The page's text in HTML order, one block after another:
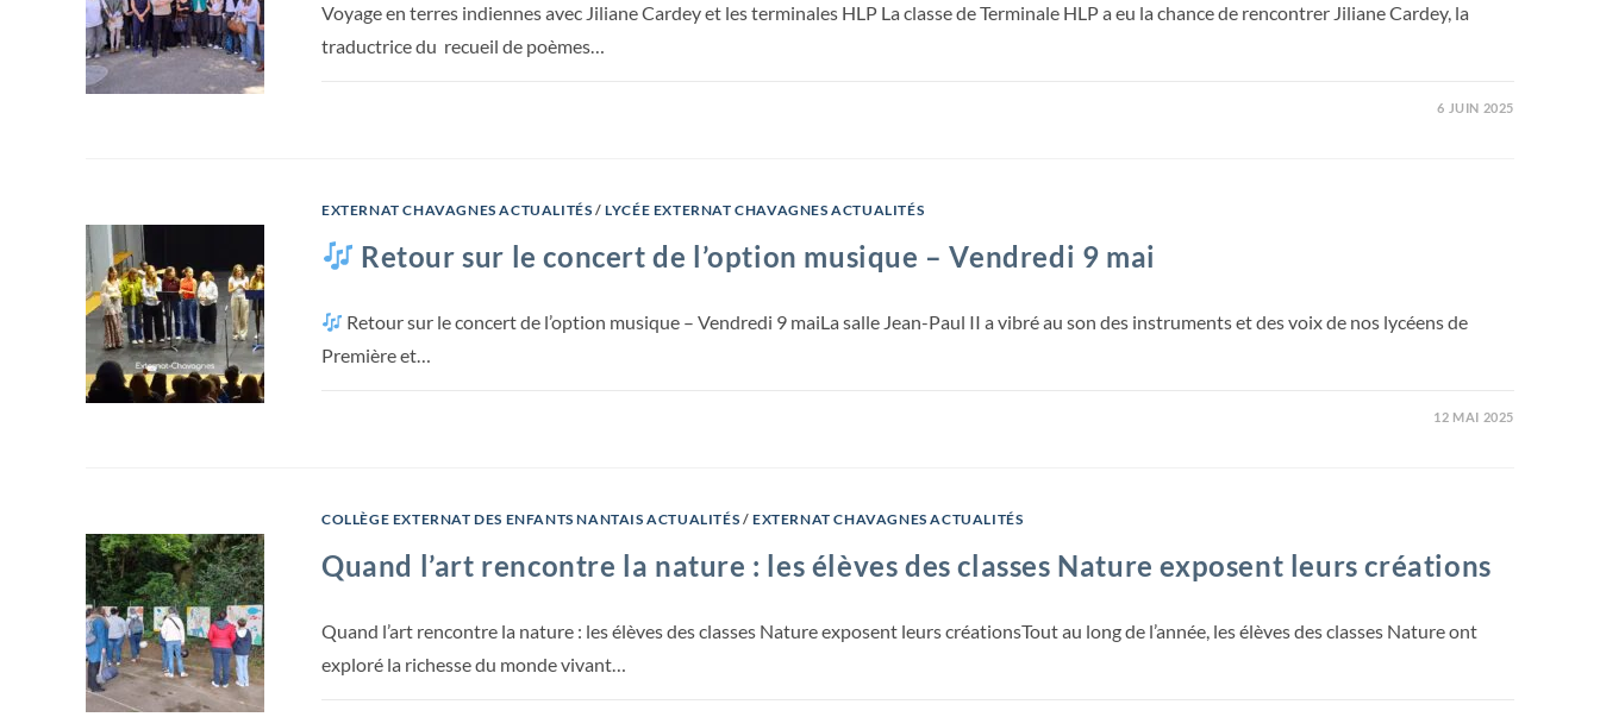
Voyage en terres indiennes avec Jiliane Cardey et les terminales HLP La classe de Terminale HLP a eu la chance de rencontrer Jiliane Cardey, la
traductrice du recueil de poèmes…
6 JUIN 2025
EXTERNAT CHAVAGNES ACTUALITÉS /LYCÉE EXTERNAT CHAVAGNES ACTUALITÉS
Retour sur le concert de l’option musique – Vendredi 9 mai
Retour sur le concert de l’option musique – Vendredi 9 maiLa salle Jean-Paul II a vibré au son des instruments et des voix de nos lycéens de
Première et…
12 MAI 2025
COLLÈGE EXTERNAT DES ENFANTS NANTAIS ACTUALITÉS /EXTERNAT CHAVAGNES ACTUALITÉS
Quand l’art rencontre la nature : les élèves des classes Nature exposent leurs créations
Quand l’art rencontre la nature : les élèves des classes Nature exposent leurs créationsTout au long de l’année, les élèves des classes Nature ont
exploré la richesse du monde vivant…